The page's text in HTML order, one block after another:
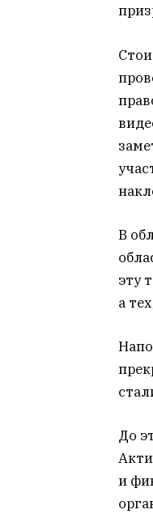
В
эту
а
До
и